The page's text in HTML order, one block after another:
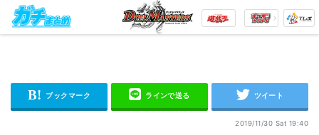
2019/11/30 Sat 19:40